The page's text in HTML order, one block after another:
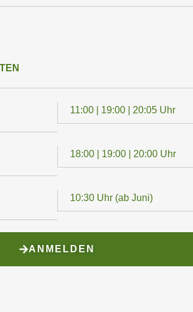
11:00 | 19:00 | 20:05 Uhr
18:00 | 19:00 | 20:00 Uhr
10:30 Uhr (ab Juni)
ANMELDEN